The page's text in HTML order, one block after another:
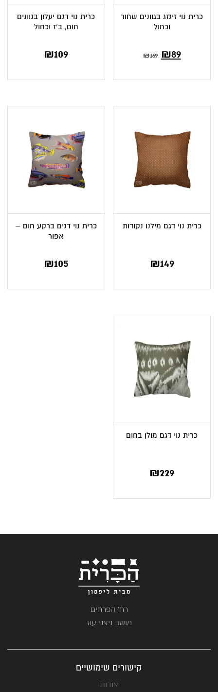
כרית נוי זיגזג בגוונים שחור
וכחול
₪169 המחיר
₪169.
₪89המחיר
₪89.
כרית נוי דגם יעלון בגוונים
חום, ב’ז וכחול
₪109
כרית נוי דגם מילנו נקודות
₪149
כרית נוי דגים ברקע חום –
אפור
₪105
כרית נוי דגם מולן בחום
₪229
רח' הפרחים
מושב ניצני עוז
קישורים שימושיים
אודות